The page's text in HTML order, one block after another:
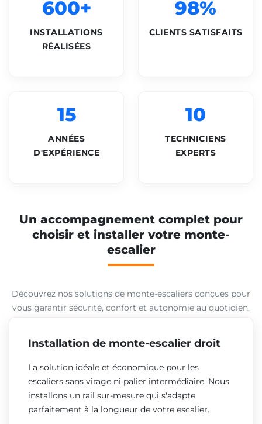
600+
INSTALLATIONS
RÉALISÉES
98%
CLIENTS SATISFAITS
15
ANNÉES
D'EXPÉRIENCE
10
TECHNICIENS
EXPERTS
Un accompagnement complet pour
choisir et installer votre monte-
escalier
Découvrez nos solutions de monte-escaliers conçues pour
vous garantir sécurité, confort et autonomie au quotidien.
Installation de monte-escalier droit
La solution idéale et économique pour les
escaliers sans virage ni palier intermédiaire. Nous
installons un rail sur-mesure qui s'adapte
parfaitement à la longueur de votre escalier.